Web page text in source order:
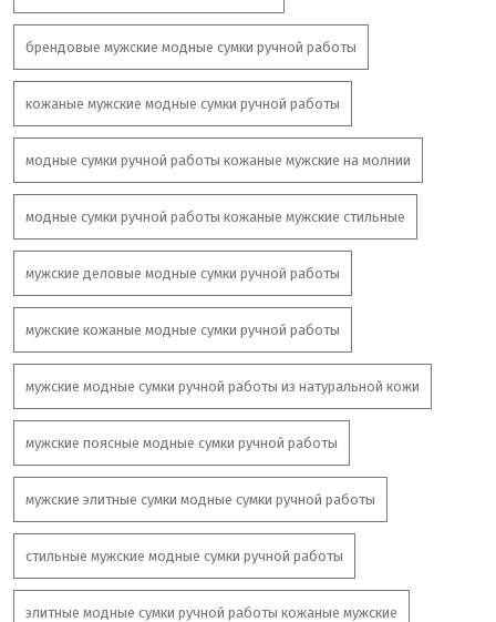
брендовые мужские модные сумки ручной работы
кожаные мужские модные сумки ручной работы
модные сумки ручной работы кожаные мужские на молнии
модные сумки ручной работы кожаные мужские стильные
мужские деловые модные сумки ручной работы
мужские кожаные модные сумки ручной работы
мужские модные сумки ручной работы из натуральной кожи
мужские поясные модные сумки ручной работы
мужские элитные сумки модные сумки ручной работы
стильные мужские модные сумки ручной работы
элитные модные сумки ручной работы кожаные мужские